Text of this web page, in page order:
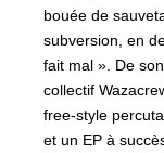
bouée de
subversion, en
fait mal ». De
collectif
free-style
et un EP à